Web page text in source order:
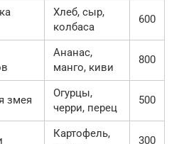
Хлеб, сыр,
колбаса
600
Ананас,
манго, киви
800
змея
Огурцы,
черри, перец
500
Картофель,
300